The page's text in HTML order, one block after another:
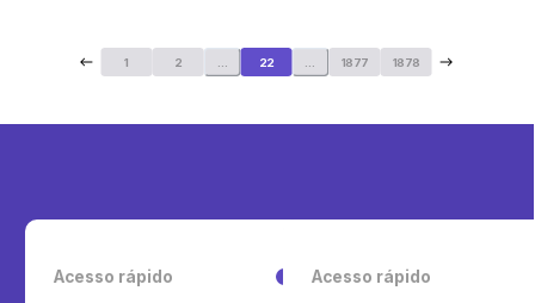
1 2 22 1877 1878
Acesso rápido Acesso rápido